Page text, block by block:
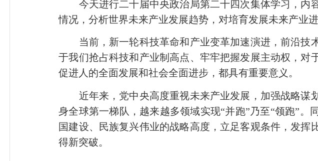
今天进行二十届中央政治局第二十四次集体学习，内
情况，分析世界未来产业发展趋势，对培育发展未来产业进
当前，新一轮科技革命和产业变革加速演进，前沿技
于我们抢占科技和产业制高点、牢牢把握发展主动权，对
促进人的全面发展和社会全面进步，都具有重要意义。
近年来，党中央高度重视未来产业发展，加强战略谋
身全球第一梯队，越来越多领域实现“并跑”乃至“领跑”
国建设、民族复兴伟业的战略高度，立足客观条件，发
得新突破。